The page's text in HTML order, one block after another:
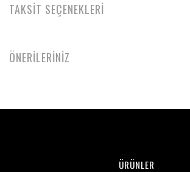
TAKSİT SEÇENEKLERİ
ÖNERİLERİNİZ
ÜRÜNLER